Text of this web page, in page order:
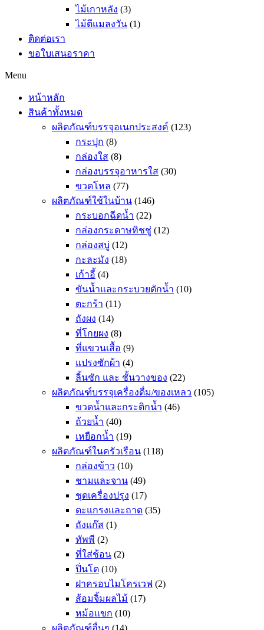
ไม้เกาหลัง (3)
ไม้ตีแมลงวัน (1)
ติดต่อเรา
ขอใบเสนอราคา
Menu
หน้าหลัก
สินค้าทั้งหมด
ผลิตภัณฑ์บรรจุอเนกประสงค์ (123)
กระปุก (8)
กล่องใส (8)
กล่องบรรจุอาหารใส (30)
ขวดโหล (77)
ผลิตภัณฑ์ใช้ในบ้าน (146)
กระบอกฉีดน้ำ (22)
กล่องกระดาษทิชชู่ (12)
กล่องสบู่ (12)
กะละมัง (18)
เก้าอี้ (4)
ขันน้ำและกระบวยตักน้ำ (10)
ตะกร้า (11)
ถังผง (14)
ที่โกยผง (8)
ที่แขวนเสื้อ (9)
แปรงซักผ้า (4)
ลิ้นชัก และ ชั้นวางของ (22)
ผลิตภัณฑ์บรรจุเครื่องดื่ม/ของเหลว (105)
ขวดน้ำและกระติกน้ำ (46)
ถ้วยน้ำ (40)
เหยือกน้ำ (19)
ผลิตภัณฑ์ในครัวเรือน (118)
กล่องข้าว (10)
ชามและจาน (49)
ชุดเครื่องปรุง (17)
ตะแกรงและถาด (35)
ถังแก๊ส (1)
ทัพพี (2)
ที่ใส่ช้อน (2)
ปิ่นโต (10)
ฝาครอบไมโครเวฟ (2)
ส้อมจิ้มผลไม้ (17)
หม้อแขก (10)
ผลิตภัณฑ์อื่นๆ (14)